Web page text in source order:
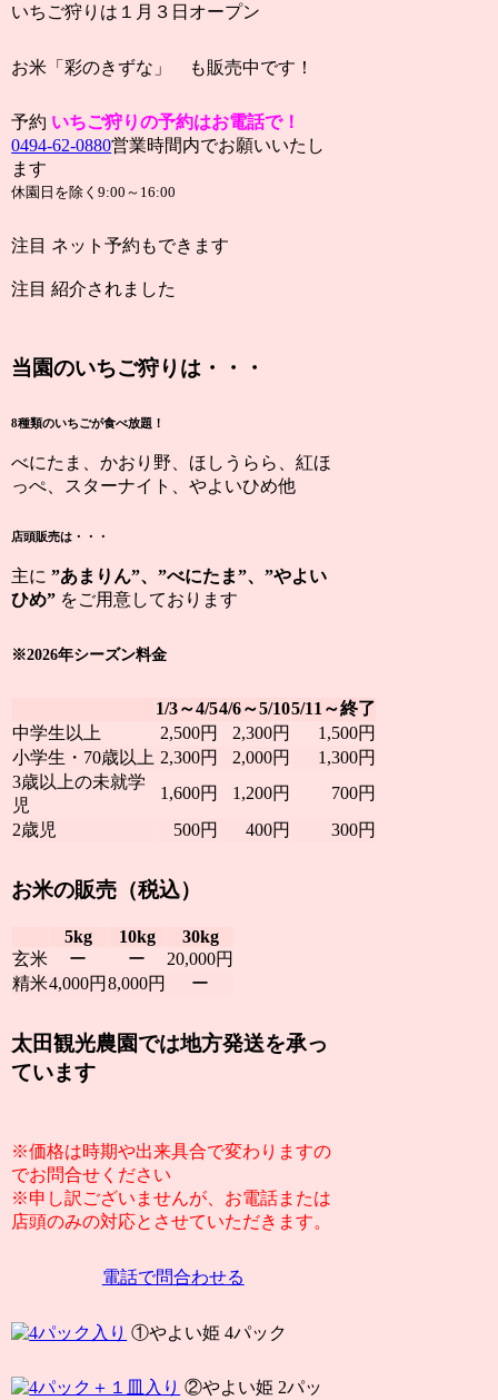
いちご狩りは１月３日オープン
お米「彩のきずな」 も販売中です！
予約 いちご狩りの予約はお電話で！
0494-62-0880営業時間内でお願いいたし
ます
休園日を除く9:00～16:00
注目 ネット予約もできます
注目 紹介されました
当園のいちご狩りは・・・
8種類のいちごが食べ放題！
べにたま、かおり野、ほしうらら、紅ほ
っぺ、スターナイト、やよいひめ他
店頭販売は・・・
主に”あまりん”、”べにたま”、”やよい
ひめ” をご用意しております
※2026年シーズン料金
1/3～4/54/6～5/105/11～終了
中学生以上
2,500円 2,300円
1,500円
小学生・70歳以上 2,300円 2,000円
1,300円
3歳以上の未就学
児
1,600円 1,200円
700円
2歳児
500円 400円 300円
お米の販売（税込）
5kg 10kg
30kg
玄米
ー ー
20,000円
精米4,000円 8,000円 ー
太田観光農園では地方発送を承っ
ています
※価格は時期や出来具合で変わりますの
でお問合せください
※申し訳ございませんが、お電話または
店頭のみの対応とさせていただきます。
電話で問合わせる
①やよい姫 4パック
②やよい姫 2パッ